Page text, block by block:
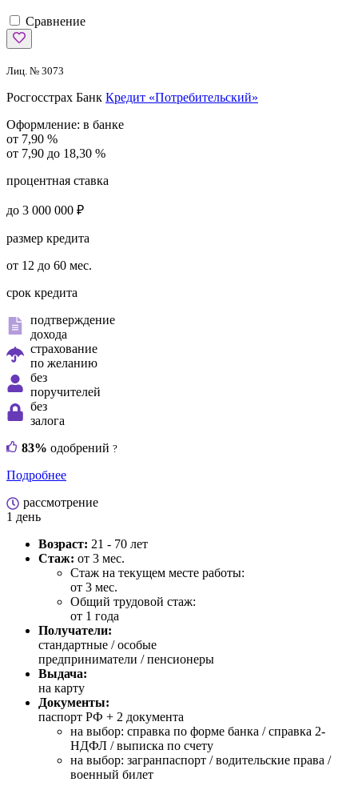
Сравнение
Лиц. № 3073
Росгосстрах Банк Кредит «Потребительский»
Оформление: в банке
от 7,90 %
от 7,90 до 18,30 %
процентная ставка
до 3 000 000 ₽
размер кредита
от 12 до 60 мес.
срок кредита
подтверждение
дохода
страхование
по желанию
без
поручителей
без
залога
83% одобрений ?
Подробнее
рассмотрение
1 день
Возраст: 21 - 70 лет
Стаж: от 3 мес.
Стаж на текущем месте работы:
от 3 мес.
Общий трудовой стаж:
от 1 года
Получатели:
стандартные /особые
предприниматели / пенсионеры
Выдача:
на карту
Документы:
паспорт РФ + 2 документа
на выбор: справка по форме банка / справка 2-
НДФЛ / выписка по счету
на выбор: загранпаспорт / водительские права /
военный билет